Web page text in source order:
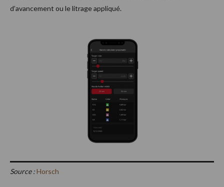
d’avancement ou le litrage appliqué.
Source :Horsch